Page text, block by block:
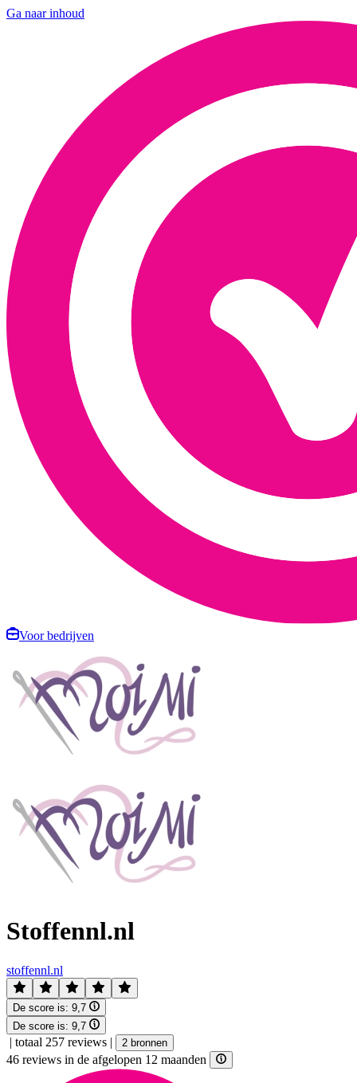
Ga naar inhoud
Voor bedrijven
Stoffennl.nl
stoffennl.nl
De score is: 9,7
De score is: 9,7
| totaal 257 reviews | 2 bronnen
46 reviews in de afgelopen 12 maanden